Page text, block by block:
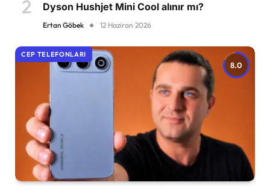
Dyson Hushjet Mini Cool alınır mı?
Ertan Göbek 12 Haziran 2026
8.0
CEP TELEFONLARI